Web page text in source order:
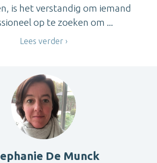
is het verstandig om iemand
op te zoeken om ...
Lees verder
De Munck